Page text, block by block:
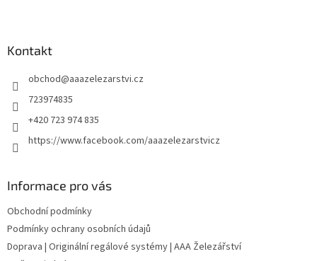
Kontakt
obchod@aaazelezarstvi.cz
723974835
+420 723 974 835
https://www.facebook.com/aaazelezarstvicz
Informace pro vás
Obchodní podmínky
Podmínky ochrany osobních údajů
Doprava | Originální regálové systémy | AAA Železářství